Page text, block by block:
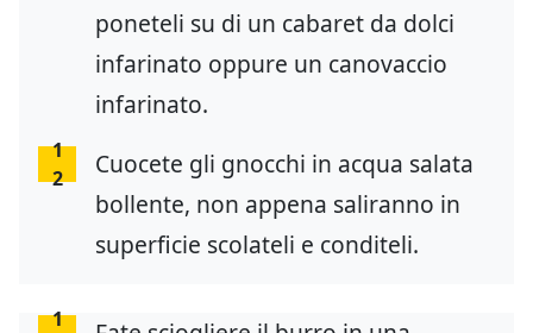
poneteli su di un cabaret da dolci
infarinato oppure un canovaccio
infarinato.
1
2
Cuocete gli gnocchi in acqua salata
bollente, non appena saliranno in
superficie scolateli e conditeli.
1